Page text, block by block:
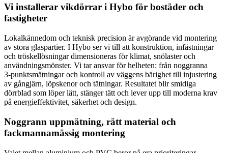
Vi installerar vikdörrar i Hybo för bostäder och
fastigheter
Lokalkännedom och teknisk precision är avgörande vid montering
av stora glaspartier. I Hybo ser vi till att konstruktion, infästningar
och tröskellösningar dimensioneras för klimat, snölaster och
användningsmönster. Vi tar ansvar för helheten: från noggranna
3‑punktsmätningar och kontroll av väggens bärighet till injustering
av gångjärn, löpskenor och tätningar. Resultatet blir smidiga
dörrblad som löper lätt, stänger tätt och lever upp till moderna krav
på energieffektivitet, säkerhet och design.
Noggrann uppmätning, rätt material och
fackmannamässig montering